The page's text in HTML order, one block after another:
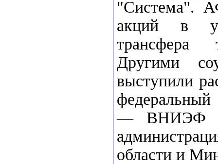
"Система".
акций в
трансфера
Другими
выступили
федеральный
— ВНИЭФ
области и